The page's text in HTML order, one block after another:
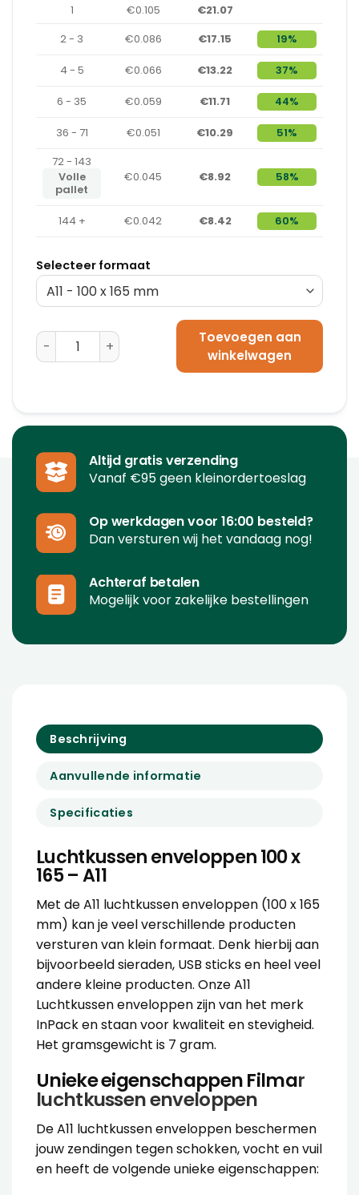
1 €0.105
€21.07
2 - 3
€0.086 €17.15 19%
4 - 5 €0.066 €13.22 37%
6 - 35 €0.059 €11.71 44%
36 - 71 €0.051 €10.29
51%
72 - 143
Volle
pallet
€0.045 €8.92 58%
144 + €0.042 €8.42 60%
Selecteer formaat
A11 Luchtkussen enveloppen 100 x 165 aantal
Toevoegen aan
winkelwagen
Altijd gratis verzending
Vanaf €95 geen kleinordertoeslag
Op werkdagen voor 16:00 besteld?
Dan versturen wij het vandaag nog!
Achteraf betalen
Mogelijk voor zakelijke bestellingen
Beschrijving
Aanvullende informatie
Specificaties
Luchtkussen enveloppen 100 x
165 – A11
Met de A11 luchtkussen enveloppen (100 x 165
mm) kan je veel verschillende producten
versturen van klein formaat. Denk hierbij aan
bijvoorbeeld sieraden, USB sticks en heel veel
andere kleine producten. Onze A11
Luchtkussen enveloppen zijn van het merk
InPack en staan voor kwaliteit en stevigheid.
Het gramsgewicht is 7 gram.
Unieke eigenschappen Filmar
luchtkussen enveloppen
De A11 luchtkussen enveloppen beschermen
jouw zendingen tegen schokken, vocht en vuil
en heeft de volgende unieke eigenschappen: